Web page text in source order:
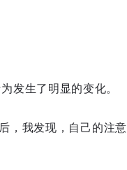
发生了明显的变化。
，我发现，自己的注意